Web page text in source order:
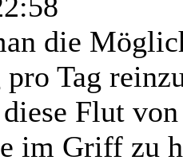
die
Tag
Flut
im Griff zu